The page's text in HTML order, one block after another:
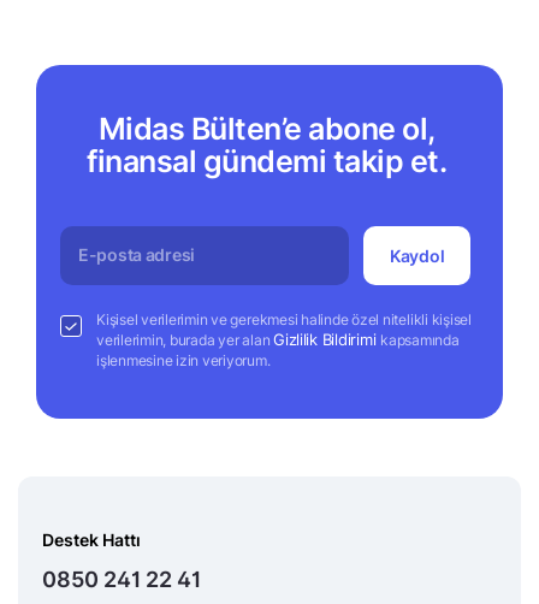
Midas Bülten’e abone ol,
finansal gündemi takip et.
Kaydol
Kişisel verilerimin ve gerekmesi halinde özel nitelikli kişisel
verilerimin, burada yer alanGizlilik Bildirimi kapsamında
işlenmesine izin veriyorum.
Destek Hattı
0850 241 22 41